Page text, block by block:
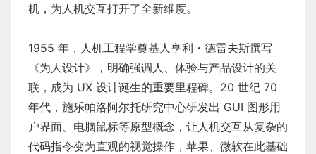
机，为人机交互打开了全新维度。
1955 年，人机工程学奠基人亨利・德雷夫斯撰写
《为人设计》，明确强调人、体验与产品设计的关
联，成为 UX 设计诞生的重要里程碑。20 世纪 70
年代，施乐帕洛阿尔托研究中心研发出 GUI 图形用
户界面、电脑鼠标等原型概念，让人机交互从复杂的
代码指令变为直观的视觉操作，苹果、微软在此基础